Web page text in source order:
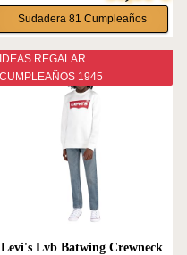
Sudadera 81 Cumpleaños
IDEAS REGALAR
CUMPLEAÑOS 1945
Levi's Lvb Batwing Crewneck